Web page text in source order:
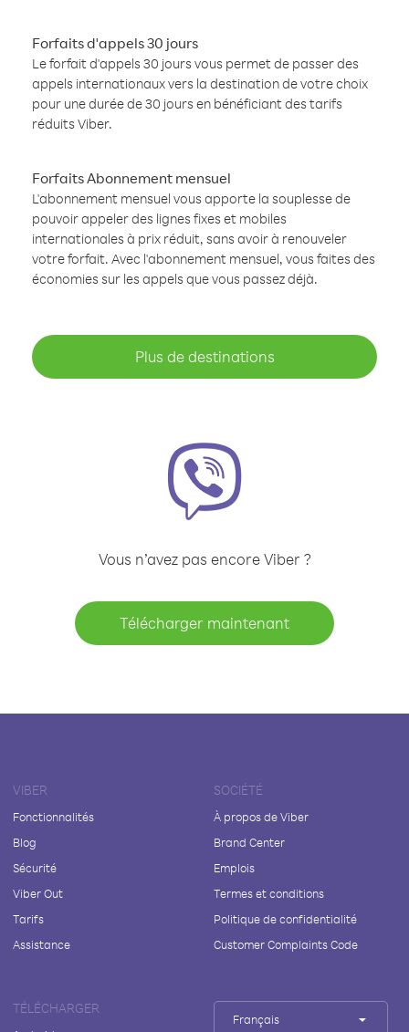
Forfaits d'appels 30 jours
Le forfait d'appels 30 jours vous permet de passer des
appels internationaux vers la destination de votre choix
pour une durée de 30 jours en bénéficiant des tarifs
réduits Viber.
Forfaits Abonnement mensuel
L'abonnement mensuel vous apporte la souplesse de
pouvoir appeler des lignes fixes et mobiles
internationales à prix réduit, sans avoir à renouveler
votre forfait. Avec l'abonnement mensuel, vous faites des
économies sur les appels que vous passez déjà.
Plus de destinations
Vous n’avez pas encore Viber ?
Télécharger maintenant
VIBER
Fonctionnalités
Blog
Sécurité
Viber Out
Tarifs
Assistance
SOCIÉTÉ
À propos de Viber
Brand Center
Emplois
Termes et conditions
Politique de confidentialité
Customer Complaints Code
TÉLÉCHARGER
Français